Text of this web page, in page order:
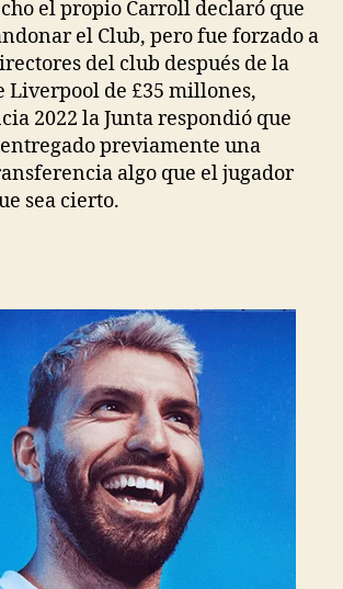
el propio Carroll declaró que
el Club, pero fue forzado a
del club después de la
Liverpool de £35 millones,
2022 la Junta respondió que
previamente una
algo que el jugador
sea cierto.